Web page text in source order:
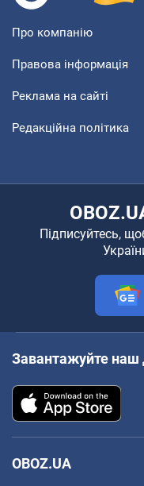
Про компанію
Правова інформація
Реклама на сайті
Редакційна політика
Підписуйтесь,
Завантажуйте наш
OBOZ.UA